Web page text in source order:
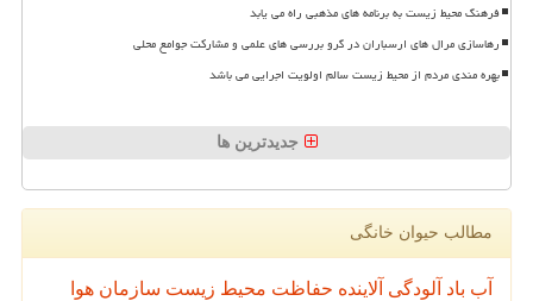
فرهنگ محیط زیست به برنامه های مذهبی راه می یابد
رهاسازی مرال های ارسباران در گرو بررسی های علمی و مشارکت جوامع محلی
بهره مندی مردم از محیط زیست سالم اولویت اجرایی می باشد
جدیدترین ها
مطالب حیوان خانگی
آب باد آلودگی آلاینده حفاظت محیط زیست سازمان هوا